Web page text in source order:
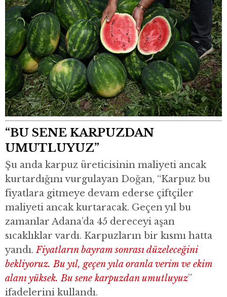
“BU SENE KARPUZDAN
UMUTLUYUZ”
Şu anda karpuz üreticisinin maliyeti ancak
kurtardığını vurgulayan Doğan, “Karpuz bu
fiyatlara gitmeye devam ederse çiftçiler
maliyeti ancak kurtaracak. Geçen yıl bu
zamanlar Adana’da 45 dereceyi aşan
sıcaklıklar vardı. Karpuzların bir kısmı hatta
yandı.Fiyatların bayram sonrası düzeleceğini
bekliyoruz. Bu yıl, geçen yıla oranla verim ve ekim
alanı yüksek. Bu sene karpuzdan umutluyuz”
ifadelerini kullandı.